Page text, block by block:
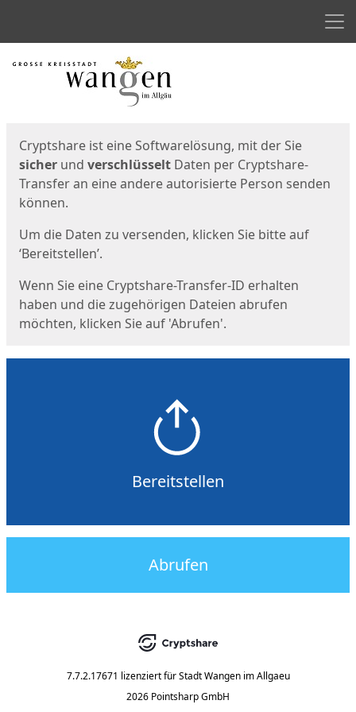
Start
Cryptshare ist eine Softwarelösung, mit der Sie
sicher und verschlüsselt Daten per Cryptshare-
Transfer an eine andere autorisierte Person senden
können.
Um die Daten zu versenden, klicken Sie bitte auf
‘Bereitstellen’.
Wenn Sie eine Cryptshare-Transfer-ID erhalten
haben und die zugehörigen Dateien abrufen
möchten, klicken Sie auf 'Abrufen'.
Bereitstellen
Abrufen
7.7.2.17671 lizenziert für Stadt Wangen im Allgaeu
2026 Pointsharp GmbH